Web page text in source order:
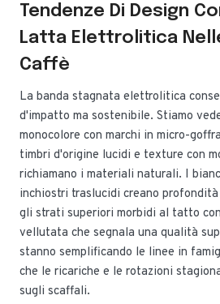
Tendenze Di Design
Latta Elettrolitica
Caffè
La banda stagnata elettrolitica
d'impatto ma sostenibile. Stiamo
monocolore con marchi in micro-
timbri d'origine lucidi e texture con
richiamano i materiali naturali. I
inchiostri traslucidi creano
gli strati superiori morbidi al tatto
vellutata che segnala una qualità
stanno semplificando le linee in
che le ricariche e le rotazioni
sugli scaffali.